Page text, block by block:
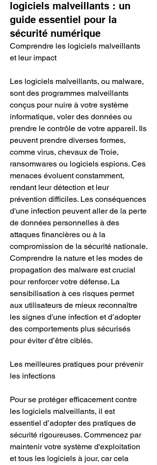
logiciels malveillants : un
guide essentiel pour la
sécurité numérique
Comprendre les logiciels malveillants
et leur impact
Les logiciels malveillants, ou malware,
sont des programmes malveillants
conçus pour nuire à votre système
informatique, voler des données ou
prendre le contrôle de votre appareil. Ils
peuvent prendre diverses formes,
comme virus, chevaux de Troie,
ransomwares ou logiciels espions. Ces
menaces évoluent constamment,
rendant leur détection et leur
prévention difficiles. Les conséquences
d'une infection peuvent aller de la perte
de données personnelles à des
attaques financières ou à la
compromission de la sécurité nationale.
Comprendre la nature et les modes de
propagation des malware est crucial
pour renforcer votre défense. La
sensibilisation à ces risques permet
aux utilisateurs de mieux reconnaître
les signes d'une infection et d’adopter
des comportements plus sécurisés
pour éviter d’être ciblés.
Les meilleures pratiques pour prévenir
les infections
Pour se protéger efficacement contre
les logiciels malveillants, il est
essentiel d’adopter des pratiques de
sécurité rigoureuses. Commencez par
maintenir votre système d'exploitation
et tous les logiciels à jour, car cela